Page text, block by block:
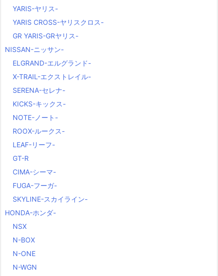
YARIS-ヤリス-
YARIS CROSS-ヤリスクロス-
GR YARIS-GRヤリス-
NISSAN-ニッサン-
ELGRAND-エルグランド-
X-TRAIL-エクストレイル-
SERENA-セレナ-
KICKS-キックス-
NOTE-ノート-
ROOX-ルークス-
LEAF-リーフ-
GT-R
CIMA-シーマ-
FUGA-フーガ-
SKYLINE-スカイライン-
HONDA-ホンダ-
NSX
N-BOX
N-ONE
N-WGN